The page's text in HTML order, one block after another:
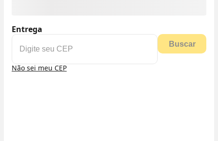
Entrega
Buscar
Não sei meu CEP